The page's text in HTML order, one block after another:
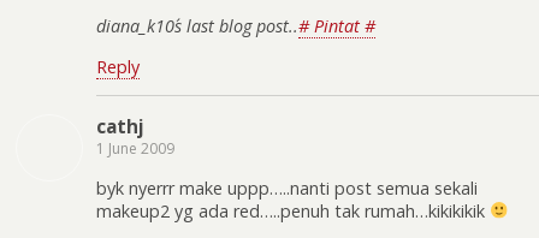
diana_k10´s last blog post..# Pintat #
Reply
cathj
1 June 2009
byk nyerrr make uppp…..nanti post semua sekali
makeup2 yg ada red…..penuh tak rumah…kikikikik